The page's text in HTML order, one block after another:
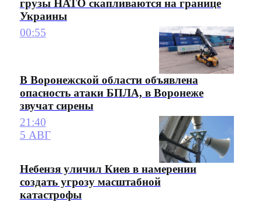
грузы НАТО скапливаются на границе
Украины
00:55
В Воронежской области объявлена
опасность атаки БПЛА, в Воронеже
звучат сирены
21:40
5 АВГ
Небензя уличил Киев в намерении
создать угрозу масштабной
катастрофы